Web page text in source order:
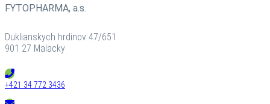
FYTOPHARMA, a.s.
Duklianskych hrdinov 47/651
901 27 Malacky
+421 34 772 3436